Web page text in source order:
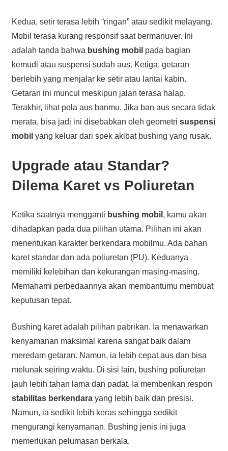
Kedua, setir terasa lebih “ringan” atau sedikit melayang.
Mobil terasa kurang responsif saat bermanuver. Ini
adalah tanda bahwa bushing mobil pada bagian
kemudi atau suspensi sudah aus. Ketiga, getaran
berlebih yang menjalar ke setir atau lantai kabin.
Getaran ini muncul meskipun jalan terasa halap.
Terakhir, lihat pola aus banmu. Jika ban aus secara tidak
merata, bisa jadi ini disebabkan oleh geometri suspensi
mobil yang keluar dari spek akibat bushing yang rusak.
Upgrade atau Standar?
Dilema Karet vs Poliuretan
Ketika saatnya mengganti bushing mobil , kamu akan
dihadapkan pada dua pilihan utama. Pilihan ini akan
menentukan karakter berkendara mobilmu. Ada bahan
karet standar dan ada poliuretan (PU). Keduanya
memiliki kelebihan dan kekurangan masing-masing.
Memahami perbedaannya akan membantumu membuat
keputusan tepat.
Bushing karet adalah pilihan pabrikan. Ia menawarkan
kenyamanan maksimal karena sangat baik dalam
meredam getaran. Namun, ia lebih cepat aus dan bisa
melunak seiring waktu. Di sisi lain, bushing poliuretan
jauh lebih tahan lama dan padat. Ia memberikan respon
stabilitas berkendarayang lebih baik dan presisi.
Namun, ia sedikit lebih keras sehingga sedikit
mengurangi kenyamanan. Bushing jenis ini juga
memerlukan pelumasan berkala.